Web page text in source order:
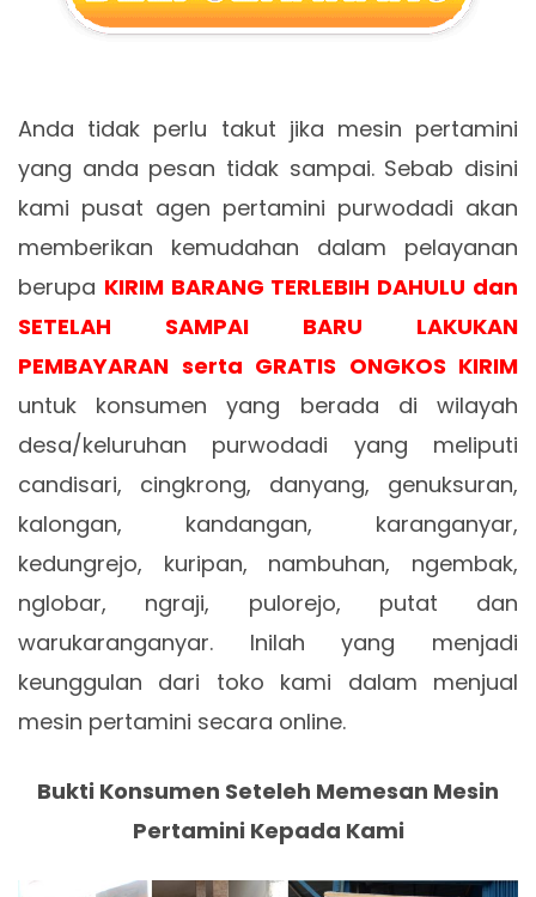
Anda tidak perlu takut jika mesin pertamini
yang anda pesan tidak sampai. Sebab disini
kami pusat agen pertamini purwodadi akan
memberikan kemudahan dalam pelayanan
berupa KIRIM BARANG TERLEBIH DAHULU dan
SETELAH SAMPAI BARU LAKUKAN
PEMBAYARAN serta GRATIS ONGKOS KIRIM
untuk konsumen yang berada di wilayah
desa/keluruhan purwodadi yang meliputi
candisari, cingkrong, danyang, genuksuran,
kalongan, kandangan, karanganyar,
kedungrejo, kuripan, nambuhan, ngembak,
nglobar, ngraji, pulorejo, putat dan
warukaranganyar. Inilah yang menjadi
keunggulan dari toko kami dalam menjual
mesin pertamini secara online.
Bukti Konsumen Seteleh Memesan Mesin
Pertamini Kepada Kami